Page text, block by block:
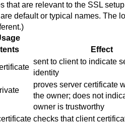
that are relevant to the SSL
default or typical names. The
Effect
sent to client to indicate
identity
proves server certificate
the owner; does not
owner is trustworthy
checks that client